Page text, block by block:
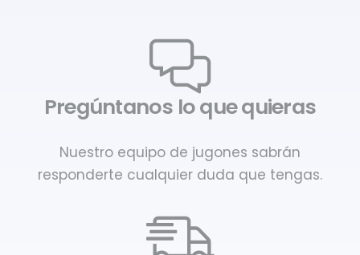
Pregúntanos lo que quieras
Nuestro equipo de jugones sabrán
responderte cualquier duda que tengas.